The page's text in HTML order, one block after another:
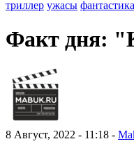
триллер ужасы фантастика
Факт дня:
8 Август, 2022 - 11:18 -